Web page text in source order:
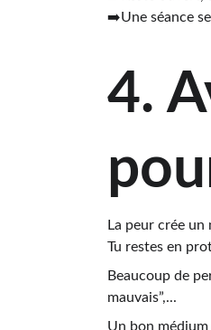
➡️Une séance
4.
La peur crée
Tu restes en
Beaucoup de
mauvais”,...
Un bon médium